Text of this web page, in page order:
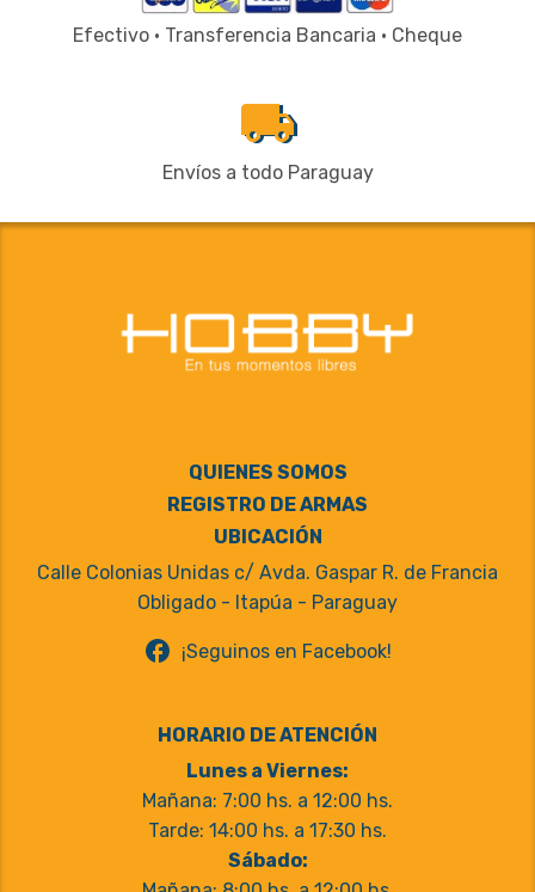
Efectivo · Transferencia Bancaria · Cheque
local_shipping
Envíos a todo Paraguay
QUIENES SOMOS
REGISTRO DE ARMAS
UBICACIÓN
Calle Colonias Unidas c/ Avda. Gaspar R. de Francia
Obligado - Itapúa - Paraguay
facebook ¡Seguinos en Facebook!
HORARIO DE ATENCIÓN
Lunes a Viernes:
Mañana: 7:00 hs. a 12:00 hs.
Tarde: 14:00 hs. a 17:30 hs.
Sábado: